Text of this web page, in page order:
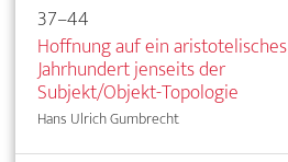
37–44
Hoffnung auf ein aristotelisches
Jahrhundert jenseits der
Subjekt/Objekt-Topologie
Hans Ulrich Gumbrecht